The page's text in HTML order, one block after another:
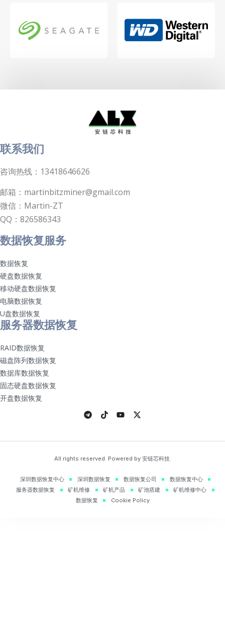
联系我们
咨询热线：13418646626
邮箱：martinbitzminer@gmail.com
微信：Martin-ZT
QQ：826586343
数据恢复服务
数据恢复
硬盘数据恢复
移动硬盘数据恢复
电脑数据恢复
U盘数据恢复
服务器数据恢复
RAID数据恢复
磁盘阵列数据恢复
数据库数据恢复
固态硬盘数据恢复
开盘数据恢复
All rights reserved. Powered by 安链芯科技.
深圳数据恢复中心 深圳数据恢复 数据恢复公司
数据恢复中心
服务器数据恢复
矿机维修 矿机产品 矿池搭建
矿机维修中心
数据恢复
Cookie Policy